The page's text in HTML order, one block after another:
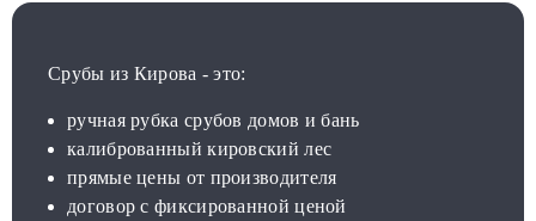
Срубы из Кирова - это:
ручная рубка срубов домов и бань
калиброванный кировский лес
прямые цены от производителя
договор с фиксированной ценой